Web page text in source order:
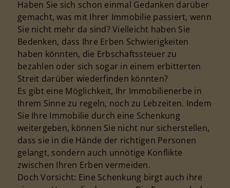
Haben Sie sich schon einmal Gedanken darüber
gemacht, was mit Ihrer Immobilie passiert, wenn
Sie nicht mehr da sind? Vielleicht haben Sie
Bedenken, dass Ihre Erben Schwierigkeiten
haben könnten, die Erbschaftssteuer zu
bezahlen oder sich sogar in einem erbitterten
Streit darüber wiederfinden könnten?
Es gibt eine Möglichkeit, Ihr Immobilienerbe in
Ihrem Sinne zu regeln, noch zu Lebzeiten. Indem
Sie Ihre Immobilie durch eine Schenkung
weitergeben, können Sie nicht nur sicherstellen,
dass sie in die Hände der richtigen Personen
gelangt, sondern auch unnötige Konflikte
zwischen Ihren Erben vermeiden.
Doch Vorsicht: Eine Schenkung birgt auch ihre